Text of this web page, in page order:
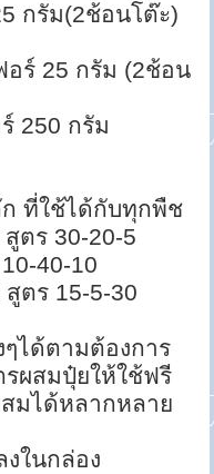
กรัม(2ช้อนโต๊ะ)
อร์ 25 กรัม (2ช้อน
250 กรัม
ก ที่ใช้ได้กับทุกพืช
สูตร 30-20-5
40-10
ตร 15-5-30
ได้ตามต้องการ
ผสมปุ๋ยให้ใช้ฟรี
มได้หลากหลาย
ในกล่อง